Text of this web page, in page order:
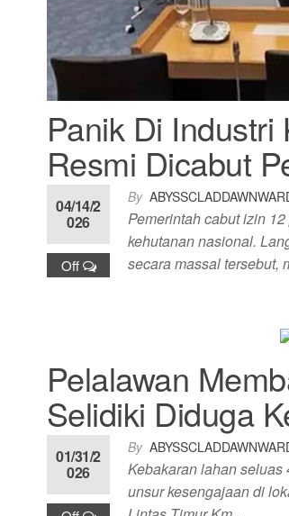
Panik Di
Resmi Dicabut
By
04/14/2
026
Off
Pemerintah cabut izin
kehutanan nasional.
secara massal
Pelalawan
Selidiki Diduga
By
01/31/2
026
Kebakaran lahan
unsur kesengajaan di